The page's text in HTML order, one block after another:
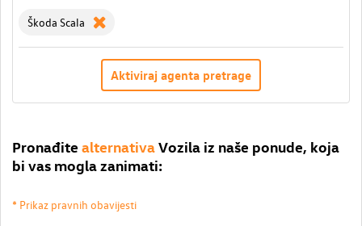
Škoda Scala
Aktiviraj agenta pretrage
Pronađite alternativaVozila iz naše ponude, koja
bi vas mogla zanimati:
* Prikaz pravnih obavijesti